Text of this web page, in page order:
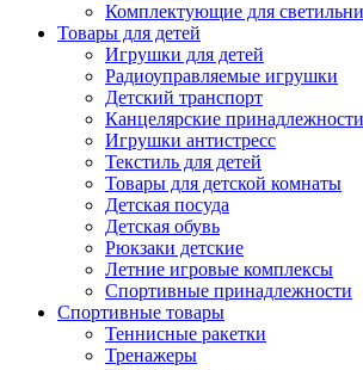
Комплектующие для
Товары для детей
Игрушки для детей
Радиоуправляемые игрушки
Детский транспорт
Канцелярские
Игрушки антистресс
Текстиль для детей
Товары для детской комнаты
Детская посуда
Детская обувь
Рюкзаки детские
Летние игровые комплексы
Спортивные принадлежности
Спортивные товары
Теннисные ракетки
Тренажеры